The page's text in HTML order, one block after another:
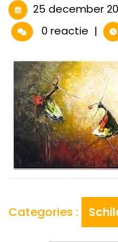
25 december
0 reactie |
Categories :